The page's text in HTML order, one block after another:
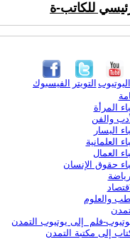
للكاتب-ة
الفيسبوك التويتر اليوتيوب
المرأة
والفن
اليسار
العلمانية
العمال
حقوق الإنسان
والعلوم
فلم إلى يوتيوب التمدن
إلى مكتبة التمدن